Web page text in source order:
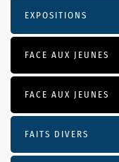
EXPOSITIONS
FACE AUX JEUNES
FACE AUX JEUNES
FAITS DIVERS